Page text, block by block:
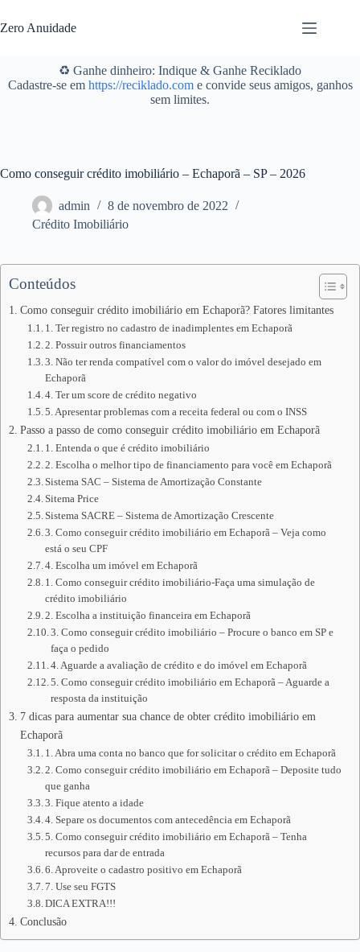
para
o
Zero Anuidade
♻️ Ganhe dinheiro: Indique & Ganhe Reciklado
Cadastre-se em https://reciklado.come convide seus amigos, ganhos
sem limites.
Como conseguir crédito imobiliário – Echaporã – SP – 2026
admin
8 de novembro de 2022
Crédito Imobiliário
Conteúdos
Como conseguir crédito imobiliário em Echaporã? Fatores limitantes
1. Ter registro no cadastro de inadimplentes em Echaporã
2. Possuir outros financiamentos
3. Não ter renda compatível com o valor do imóvel desejado em
Echaporã
4. Ter um score de crédito negativo
5. Apresentar problemas com a receita federal ou com o INSS
Passo a passo de como conseguir crédito imobiliário em Echaporã
1. Entenda o que é crédito imobiliário
2. Escolha o melhor tipo de financiamento para você em Echaporã
Sistema SAC – Sistema de Amortização Constante
Sitema Price
Sistema SACRE – Sistema de Amortização Crescente
3. Como conseguir crédito imobiliário em Echaporã – Veja como
está o seu CPF
4. Escolha um imóvel em Echaporã
1. Como conseguir crédito imobiliário-Faça uma simulação de
crédito imobiliário
2. Escolha a instituição financeira em Echaporã
3. Como conseguir crédito imobiliário – Procure o banco em SP e
faça o pedido
4. Aguarde a avaliação de crédito e do imóvel em Echaporã
5. Como conseguir crédito imobiliário em Echaporã – Aguarde a
resposta da instituição
7 dicas para aumentar sua chance de obter crédito imobiliário em
Echaporã
1. Abra uma conta no banco que for solicitar o crédito em Echaporã
2. Como conseguir crédito imobiliário em Echaporã – Deposite tudo
que ganha
3. Fique atento a idade
4. Separe os documentos com antecedência em Echaporã
5. Como conseguir crédito imobiliário em Echaporã – Tenha
recursos para dar de entrada
6. Aproveite o cadastro positivo em Echaporã
7. Use seu FGTS
DICA EXTRA!!!
Conclusão